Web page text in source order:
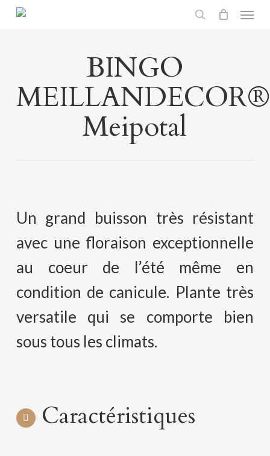
Skip
Menu
BINGO
MEILLANDECOR®
Meipotal
Un grand buisson très résistant
avec une floraison exceptionnelle
au coeur de l’été même en
condition de canicule. Plante très
versatile qui se comporte bien
sous tous les climats.
Caractéristiques